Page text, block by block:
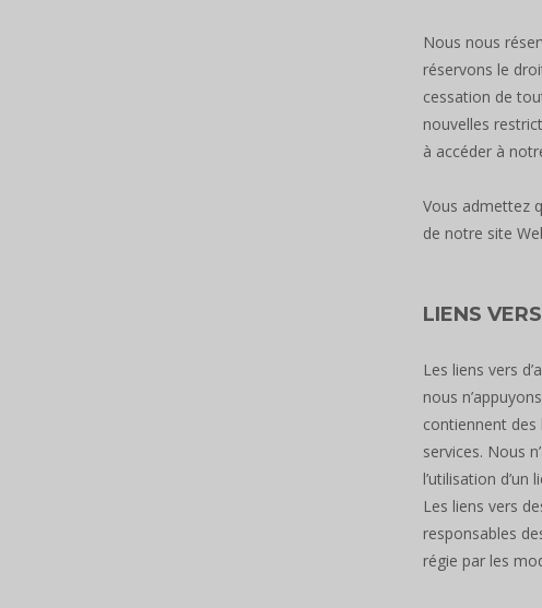
Nous nous
réservons le
cessation de
nouvelles
à accéder à
Vous admettez
de notre site
LIENS
Les liens vers
nous
contiennent
services. Nous
l’utilisation
Les liens vers
responsables
régie par les